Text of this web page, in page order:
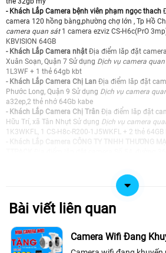
- Khách Lắp Camera bệnh viên phạm ngọc thach
camera 120 hồng bàng,phường chợ lớn , Tp Hồ
camera quan sát 1 camera ezviz CS-H6c(PrO
KBVISION 64GB
- Khách Lắp Camera nhật Địa điểm lăp đặt
Xuân Soạn, Quận 7 Sử dụng Dịch vụ camera
1L3WF + 1 thẻ 64gb kbt
- Khách Lắp Camera Chị Lan Địa điểm lăp đặt
Phước Long, Quận 9 Sử dụng Dịch vụ camera
a32ep,2 thẻ nhớ 64Gb kabe
- Khách Lắp Camera Chị Trân Địa điểm lăp đặt
Hữu Trí, xã Tân Nhựt Sử dụng Dịch vụ camera
1K3WKFL, 1 CS-H8c-R200-1J5WKFL + 2 thẻ
- Khách Lắp Camera nhà báoThanh Hải
Địa điểm
Dịch vụ camera
imou NVR-N110-A80E, 1 ổ cứng 1Tb seagate Kiệt
- Khách Lắp CameraĐịa điểm lăp đặt camera
1cai , the nho 32g MY 1cai
- Khách Lắp Camera Cao Su Trường SơnĐịa điểm
Bài viết liên quan
Camera Wifi Đang